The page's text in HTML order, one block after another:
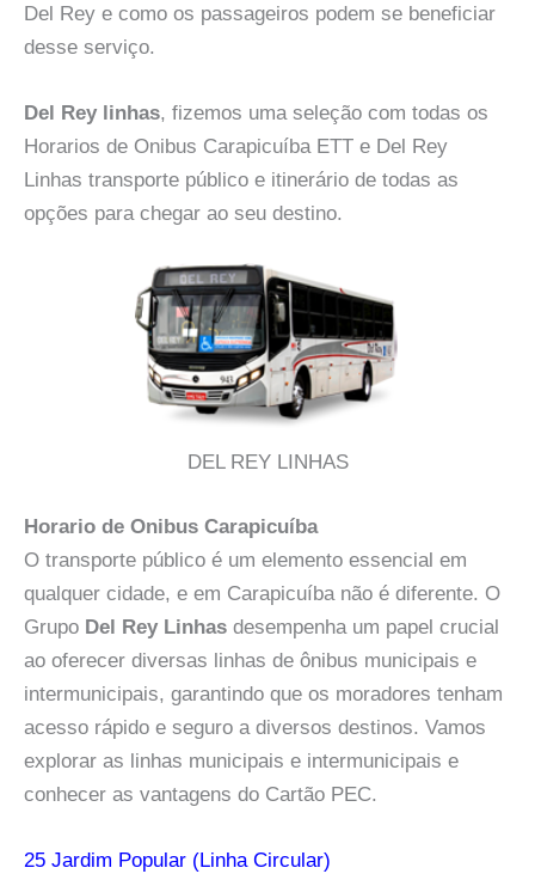
Del Rey e como os passageiros podem se beneficiar
desse serviço.
Del Rey linhas, fizemos uma seleção com todas os
Horarios de Onibus Carapicuíba ETT e Del Rey
Linhas transporte público e itinerário de todas as
opções para chegar ao seu destino.
DEL REY LINHAS
Horario de Onibus Carapicuíba
O transporte público é um elemento essencial em
qualquer cidade, e em Carapicuíba não é diferente. O
Grupo Del Rey Linhas desempenha um papel crucial
ao oferecer diversas linhas de ônibus municipais e
intermunicipais, garantindo que os moradores tenham
acesso rápido e seguro a diversos destinos. Vamos
explorar as linhas municipais e intermunicipais e
conhecer as vantagens do Cartão PEC.
25 Jardim Popular (Linha Circular)